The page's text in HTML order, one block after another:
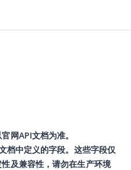
网API文档为准。
档中定义的字段。这些字段仅
及兼容性，请勿在生产环境